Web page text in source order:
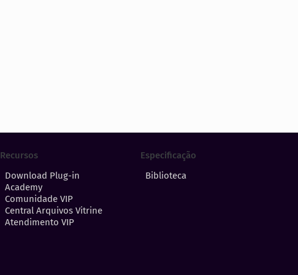
Recursos
Download Plug-in
Academy
Comunidade VIP
Central Arquivos Vitrine
Atendimento VIP
Especificação
Biblioteca